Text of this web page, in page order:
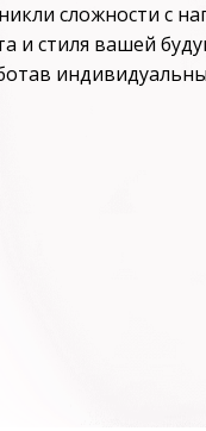
сложности с
и стиля вашей